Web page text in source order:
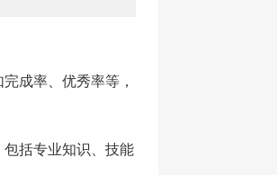
成率、优秀率等，
括专业知识、技能